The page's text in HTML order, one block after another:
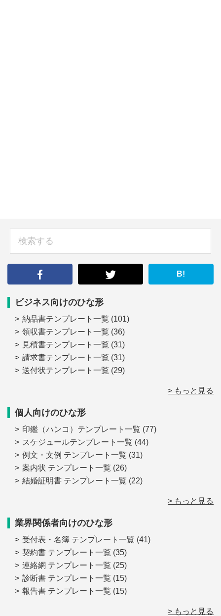
B!
ビジネス向けのひな形
納品書テンプレート一覧 (101)
領収書テンプレート一覧 (36)
見積書テンプレート一覧 (31)
請求書テンプレート一覧 (31)
送付状テンプレート一覧 (29)
> もっと見る
個人向けのひな形
印鑑（ハンコ）テンプレート一覧 (77)
スケジュールテンプレート一覧 (44)
例文・文例 テンプレート一覧 (31)
案内状 テンプレート一覧 (26)
結婚証明書 テンプレート一覧 (22)
> もっと見る
業界関係者向けのひな形
受付表・名簿 テンプレート一覧 (41)
契約書 テンプレート一覧 (35)
連絡網 テンプレート一覧 (25)
診断書 テンプレート一覧 (15)
報告書 テンプレート一覧 (15)
> もっと見る